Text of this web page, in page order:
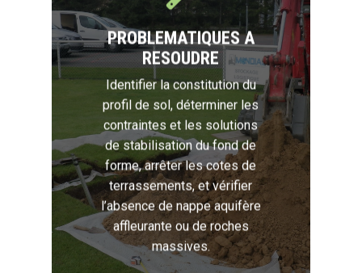
PROBLEMATIQUES A
RESOUDRE
Identifier la constitution du
profil de sol, déterminer les
contraintes et les solutions
de stabilisation du fond de
forme, arrêter les cotes de
terrassements, et vérifier
l’absence de nappe aquifère
affleurante ou de roches
massives.